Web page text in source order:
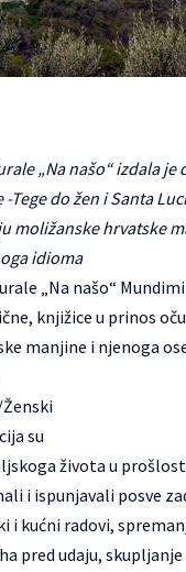
„Na našo“ izdala je
Tege do žen i Santa
moližanske hrvatske
idioma
„Na našo“
knjižice u prinos
manjine i njenoga
Ženski
su
života u
i ispunjavali posve
i kućni radovi,
pred udaju,